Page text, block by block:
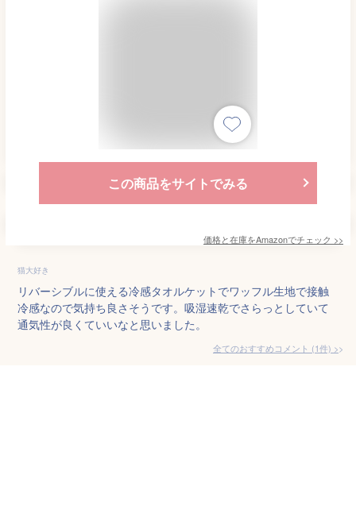
この商品をサイトでみる
価格と在庫をAmazonでチェック >>
猫大好き
リバーシブルに使える冷感タオルケットでワッフル生地で接触
冷感なので気持ち良さそうです。吸湿速乾でさらっとしていて
通気性が良くていいなと思いました。
全てのおすすめコメント (1件) >